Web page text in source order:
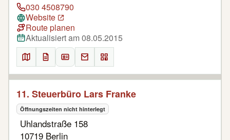
030 4508790
Website
Route planen
Aktualisiert am 08.05.2015
11. Steuerbüro Lars Franke
Öffnungszeiten nicht hinterlegt
Uhlandstraße 158
10719 Berlin